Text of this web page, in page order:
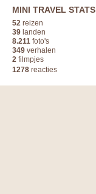
MINI TRAVEL STATS
52 reizen
39 landen
8.211 foto's
349 verhalen
2 filmpjes
1278 reacties